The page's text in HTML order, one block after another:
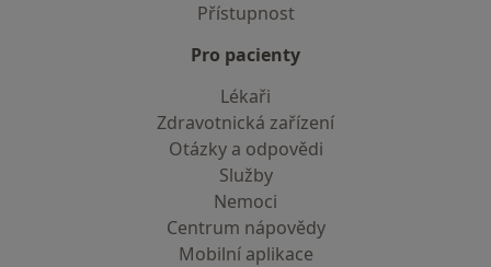
Přístupnost
Pro pacienty
Lékaři
Zdravotnická zařízení
Otázky a odpovědi
Služby
Nemoci
Centrum nápovědy
Mobilní aplikace